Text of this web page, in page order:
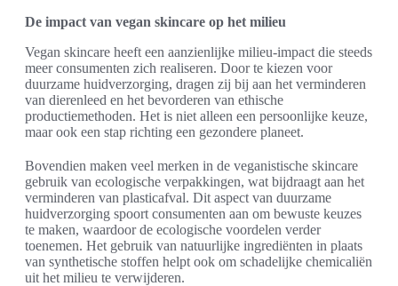
De impact van vegan skincare op het milieu
Vegan skincare heeft een aanzienlijke milieu-impact die steeds
meer consumenten zich realiseren. Door te kiezen voor
duurzame huidverzorging, dragen zij bij aan het verminderen
van dierenleed en het bevorderen van ethische
productiemethoden. Het is niet alleen een persoonlijke keuze,
maar ook een stap richting een gezondere planeet.
Bovendien maken veel merken in de veganistische skincare
gebruik van ecologische verpakkingen, wat bijdraagt aan het
verminderen van plasticafval. Dit aspect van duurzame
huidverzorging spoort consumenten aan om bewuste keuzes
te maken, waardoor de ecologische voordelen verder
toenemen. Het gebruik van natuurlijke ingrediënten in plaats
van synthetische stoffen helpt ook om schadelijke chemicaliën
uit het milieu te verwijderen.